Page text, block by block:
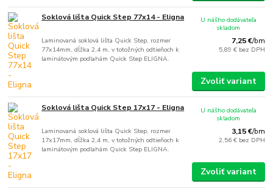
Soklová lišta Quick Step 77x14 - Eligna
Laminovaná soklová lišta Quick Step, rozmer
77x14mm, dĺžka 2,4 m, v totožných odtieňoch k
laminátovým podlahám Quick Step ELIGNA.
7,25 €/bm
5,89 € bez DPH
U nášho dodávateľa
skladom
Zvoliť variant
Soklová lišta Quick Step 17x17 - Eligna
Laminovaná soklová lišta Quick Step, rozmer
17x17mm, dĺžka 2,4 m, v totožných odtieňoch k
laminátovým podlahám Quick Step ELIGNA.
3,15 €/bm
2,56 € bez DPH
U nášho dodávateľa
skladom
Zvoliť variant